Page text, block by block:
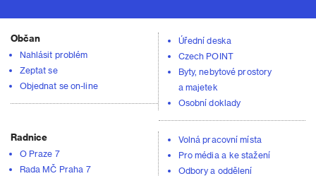
Občan
Nahlásit problém
Zeptat se
Objednat se on-line
Úřední deska
Czech POINT
Byty, nebytové prostory
a majetek
Osobní doklady
Radnice
O Praze 7
Rada MČ Praha 7
Volná pracovní místa
Pro média a ke stažení
Odbory a oddělení